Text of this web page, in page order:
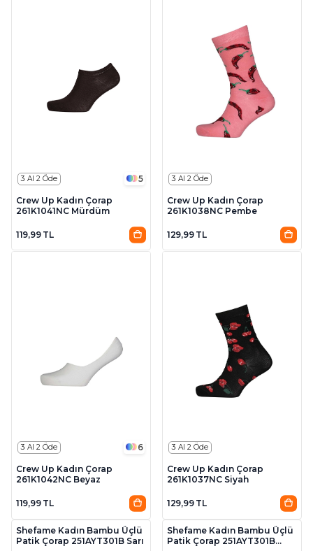
3 Al 2 Öde 5
Crew Up Kadın Çorap
261K1041NC Mürdüm
119,99 TL
3 Al 2 Öde
Crew Up Kadın Çorap
261K1038NC Pembe
129,99 TL
3 Al 2 Öde 6
Crew Up Kadın Çorap
261K1042NC Beyaz
119,99 TL
3 Al 2 Öde
Crew Up Kadın Çorap
261K1037NC Siyah
129,99 TL
3 Al 2 Öde 5
Shefame Kadın Bambu Üçlü
Patik Çorap 251AYT301B Sarı
3 Al 2 Öde 5
Shefame Kadın Bambu Üçlü
Patik Çorap 251AYT301B